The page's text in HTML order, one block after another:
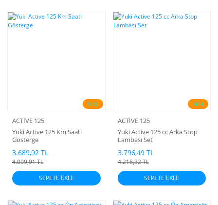
%10
ACTİVE 125
Yuki Active 125 Km Saati
Gösterge
3.689,92 TL
4.099,91 TL
SEPETE EKLE
%10
ACTİVE 125
Yuki Active 125 cc Arka Stop
Lambası Set
3.796,49 TL
4.218,32 TL
SEPETE EKLE